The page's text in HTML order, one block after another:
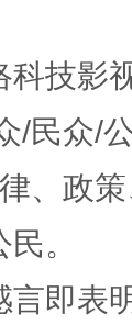
技影
/民众/
、政
。
即表